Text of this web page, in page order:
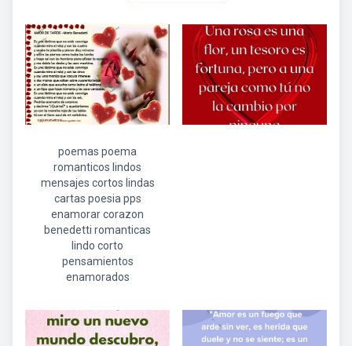
poemas poema
romanticos lindos
mensajes cortos lindas
cartas poesia pps
enamorar corazon
benedetti romanticas
lindo corto
pensamientos
enamorados